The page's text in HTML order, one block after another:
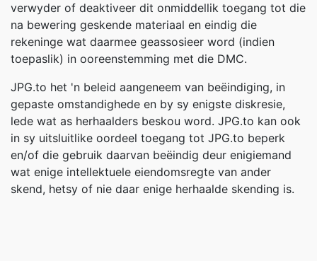
verwyder of deaktiveer dit onmiddellik toegang tot die
na bewering geskende materiaal en eindig die
rekeninge wat daarmee geassosieer word (indien
toepaslik) in ooreenstemming met die DMC.
JPG.to het 'n beleid aangeneem van beëindiging, in
gepaste omstandighede en by sy enigste diskresie,
lede wat as herhaalders beskou word. JPG.to kan ook
in sy uitsluitlike oordeel toegang tot JPG.to beperk
en/of die gebruik daarvan beëindig deur enigiemand
wat enige intellektuele eiendomsregte van ander
skend, hetsy of nie daar enige herhaalde skending is.